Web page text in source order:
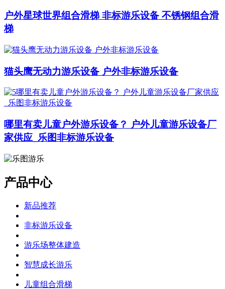
户外星球世界组合滑梯 非标游乐设备 不锈钢组合滑
梯
猫头鹰无动力游乐设备 户外非标游乐设备
哪里有卖儿童户外游乐设备？ 户外儿童游乐设备厂
家供应_乐图非标游乐设备
产品中心
新品推荐
非标游乐设备
游乐场整体建造
智慧成长游乐
儿童组合滑梯